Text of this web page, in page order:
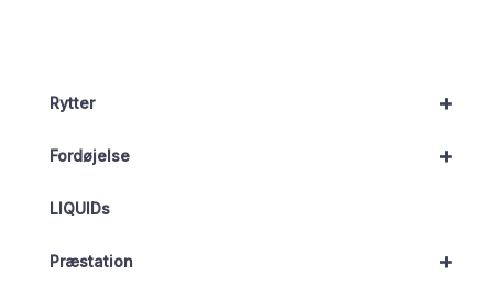
+
Rytter
+
Fordøjelse
LIQUIDs
+
Præstation